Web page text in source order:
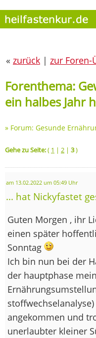
« zurück | zur Foren-
Forenthema:
ein halbes Jahr
» Forum: Gesunde
Gehe zu Seite:( 1 | 2 | 3)
am 13.02.2022 um 05:49 Uhr
... hat Nickyfastet
Guten Morgen , ihr
einen später
Sonntag
Ich bin nun bei der
der hauptphase
stoffwechselanalyse)
angekommen und
unerlaubter kleiner